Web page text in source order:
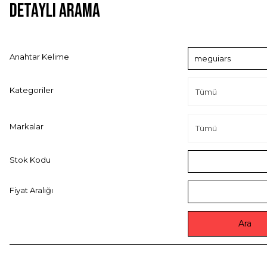
Detaylı Arama
Anahtar Kelime
Kategoriler
Markalar
Stok Kodu
Fiyat Aralığı
Ara